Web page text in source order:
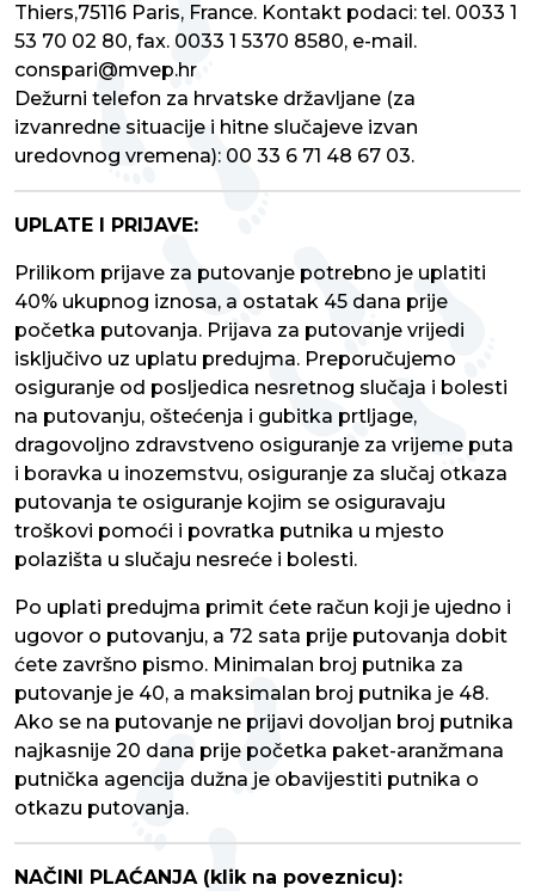
Thiers,75116 Paris, France. Kontakt podaci: tel. 0033 1
53 70 02 80, fax. 0033 1 5370 8580, e-mail.
conspari@mvep.hr
Dežurni telefon za hrvatske državljane (za
izvanredne situacije i hitne slučajeve izvan
uredovnog vremena): 00 33 6 71 48 67 03.
UPLATE I PRIJAVE:
Prilikom prijave za putovanje potrebno je uplatiti
40% ukupnog iznosa, a ostatak 45 dana prije
početka putovanja. Prijava za putovanje vrijedi
isključivo uz uplatu predujma. Preporučujemo
osiguranje od posljedica nesretnog slučaja i bolesti
na putovanju, oštećenja i gubitka prtljage,
dragovoljno zdravstveno osiguranje za vrijeme puta
i boravka u inozemstvu, osiguranje za slučaj otkaza
putovanja te osiguranje kojim se osiguravaju
troškovi pomoći i povratka putnika u mjesto
polazišta u slučaju nesreće i bolesti.
Po uplati predujma primit ćete račun koji je ujedno i
ugovor o putovanju, a 72 sata prije putovanja dobit
ćete završno pismo. Minimalan broj putnika za
putovanje je 40, a maksimalan broj putnika je 48.
Ako se na putovanje ne prijavi dovoljan broj putnika
najkasnije 20 dana prije početka paket-aranžmana
putnička agencija dužna je obavijestiti putnika o
otkazu putovanja.
NAČINI PLAĆANJA (klik na poveznicu):